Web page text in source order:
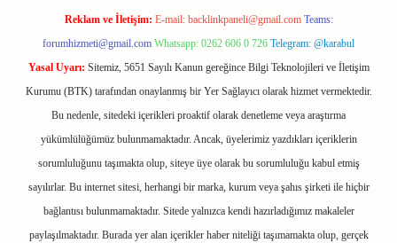
Reklam ve İletişim: E-mail: backlinkpaneli@gmail.com Teams:
forumhizmeti@gmail.com Whatsapp: 0262 606 0 726 Telegram: @karabul
Yasal Uyarı: Sitemiz, 5651 Sayılı Kanun gereğince Bilgi Teknolojileri ve İletişim
Kurumu (BTK) tarafından onaylanmış bir Yer Sağlayıcı olarak hizmet vermektedir.
Bu nedenle, sitedeki içerikleri proaktif olarak denetleme veya araştırma
yükümlülüğümüz bulunmamaktadır. Ancak, üyelerimiz yazdıkları içeriklerin
sorumluluğunu taşımakta olup, siteye üye olarak bu sorumluluğu kabul etmiş
sayılırlar. Bu internet sitesi, herhangi bir marka, kurum veya şahıs şirketi ile hiçbir
bağlantısı bulunmamaktadır. Sitede yalnızca kendi hazırladığımız makaleler
paylaşılmaktadır. Burada yer alan içerikler haber niteliği taşımamakta olup, gerçek